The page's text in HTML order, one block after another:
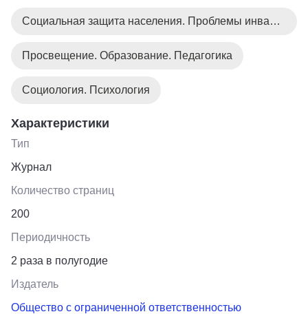
Социальная защита населения. Проблемы инвалидов
Просвещение. Образование. Педагогика
Социология. Психология
Характеристики
Тип
Журнал
Количество страниц
200
Периодичность
2 раза в полугодие
Издатель
Общество с ограниченной ответственностью